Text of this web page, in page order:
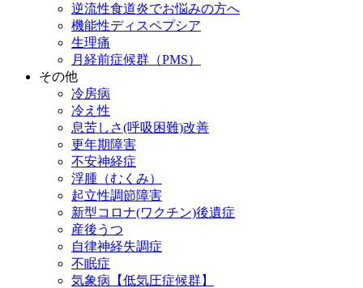
逆流性食道炎でお悩みの方へ
機能性ディスペプシア
生理痛
月経前症候群（PMS）
その他
冷房病
冷え性
息苦しさ(呼吸困難)改善
更年期障害
不安神経症
浮腫（むくみ）
起立性調節障害
新型コロナ(ワクチン)後遺症
産後うつ
自律神経失調症
不眠症
気象病【低気圧症候群】